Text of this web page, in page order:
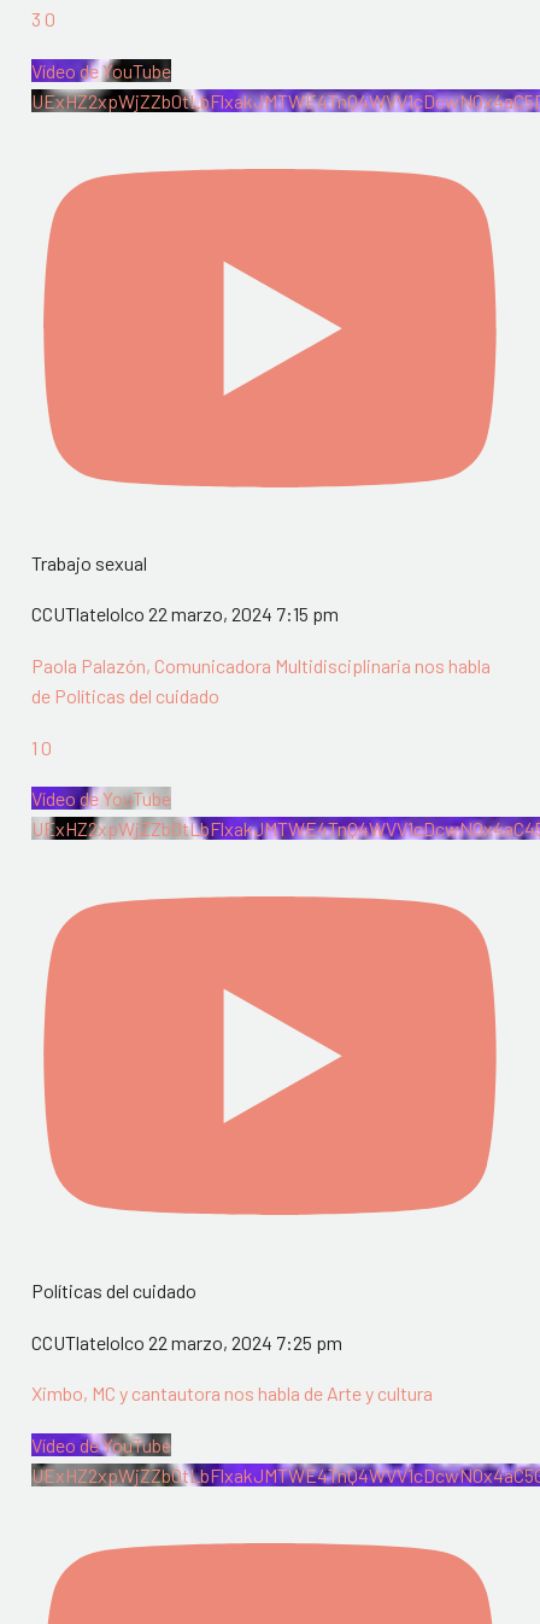
3 0
Vídeo de YouTube
Trabajo sexual
CCUTlatelolco 22 marzo, 2024 7:15 pm
Paola Palazón, Comunicadora Multidisciplinaria nos habla
de Políticas del cuidado
1 0
Vídeo de YouTube
Políticas del cuidado
CCUTlatelolco 22 marzo, 2024 7:25 pm
Ximbo, MC y cantautora nos habla de Arte y cultura
Vídeo de YouTube